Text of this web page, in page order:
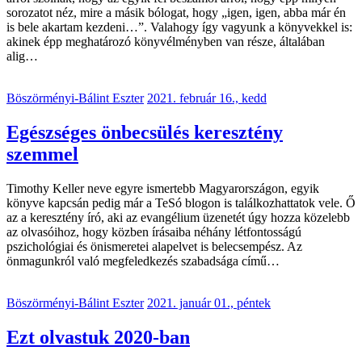
sorozatot néz, mire a másik bólogat, hogy „igen, igen, abba már én
is bele akartam kezdeni…”. Valahogy így vagyunk a könyvekkel is:
akinek épp meghatározó könyvélményben van része, általában
alig…
Böszörményi-Bálint Eszter 2021. február 16., kedd
Egészséges önbecsülés keresztény
szemmel
Timothy Keller neve egyre ismertebb Magyarországon, egyik
könyve kapcsán pedig már a TeSó blogon is találkozhattatok vele. Ő
az a keresztény író, aki az evangélium üzenetét úgy hozza közelebb
az olvasóihoz, hogy közben írásaiba néhány létfontosságú
pszichológiai és önismeretei alapelvet is belecsempész. Az
önmagunkról való megfeledkezés szabadsága című…
Böszörményi-Bálint Eszter 2021. január 01., péntek
Ezt olvastuk 2020-ban